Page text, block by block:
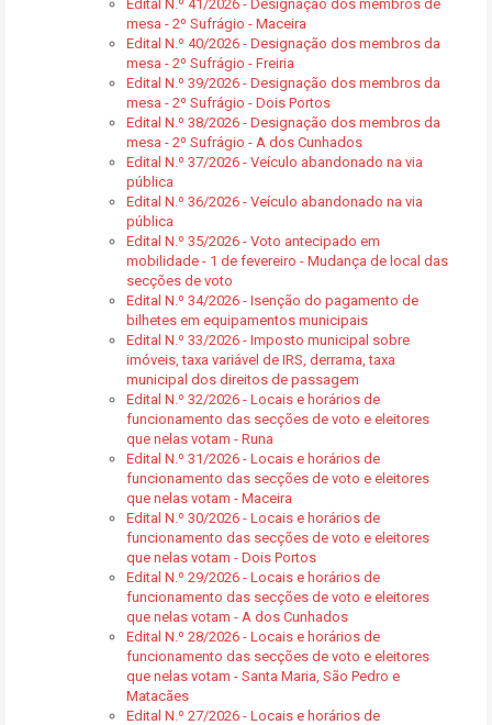
Edital N.º 41/2026 - Designação dos membros de
mesa - 2º Sufrágio - Maceira
Edital N.º 40/2026 - Designação dos membros da
mesa - 2º Sufrágio - Freiria
Edital N.º 39/2026 - Designação dos membros da
mesa - 2º Sufrágio - Dois Portos
Edital N.º 38/2026 - Designação dos membros da
mesa - 2º Sufrágio - A dos Cunhados
Edital N.º 37/2026 - Veículo abandonado na via
pública
Edital N.º 36/2026 - Veículo abandonado na via
pública
Edital N.º 35/2026 - Voto antecipado em
mobilidade - 1 de fevereiro - Mudança de local das
secções de voto
Edital N.º 34/2026 - Isenção do pagamento de
bilhetes em equipamentos municipais
Edital N.º 33/2026 - Imposto municipal sobre
imóveis, taxa variável de IRS, derrama, taxa
municipal dos direitos de passagem
Edital N.º 32/2026 - Locais e horários de
funcionamento das secções de voto e eleitores
que nelas votam - Runa
Edital N.º 31/2026 - Locais e horários de
funcionamento das secções de voto e eleitores
que nelas votam - Maceira
Edital N.º 30/2026 - Locais e horários de
funcionamento das secções de voto e eleitores
que nelas votam - Dois Portos
Edital N.º 29/2026 - Locais e horários de
funcionamento das secções de voto e eleitores
que nelas votam - A dos Cunhados
Edital N.º 28/2026 - Locais e horários de
funcionamento das secções de voto e eleitores
que nelas votam - Santa Maria, São Pedro e
Matacães
Edital N.º 27/2026 - Locais e horários de